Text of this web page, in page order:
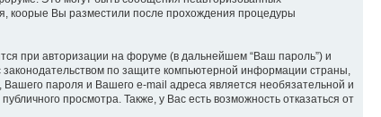
коорые Вы разместили после прохождения процедуры
при авторизации на форуме (в дальнейшем “Ваш пароль”) и
по защите компьютерной информации страны,
пароля и Вашего e-mail адреса является необязательной и
просмотра. Также, у Вас есть возможность отказаться от